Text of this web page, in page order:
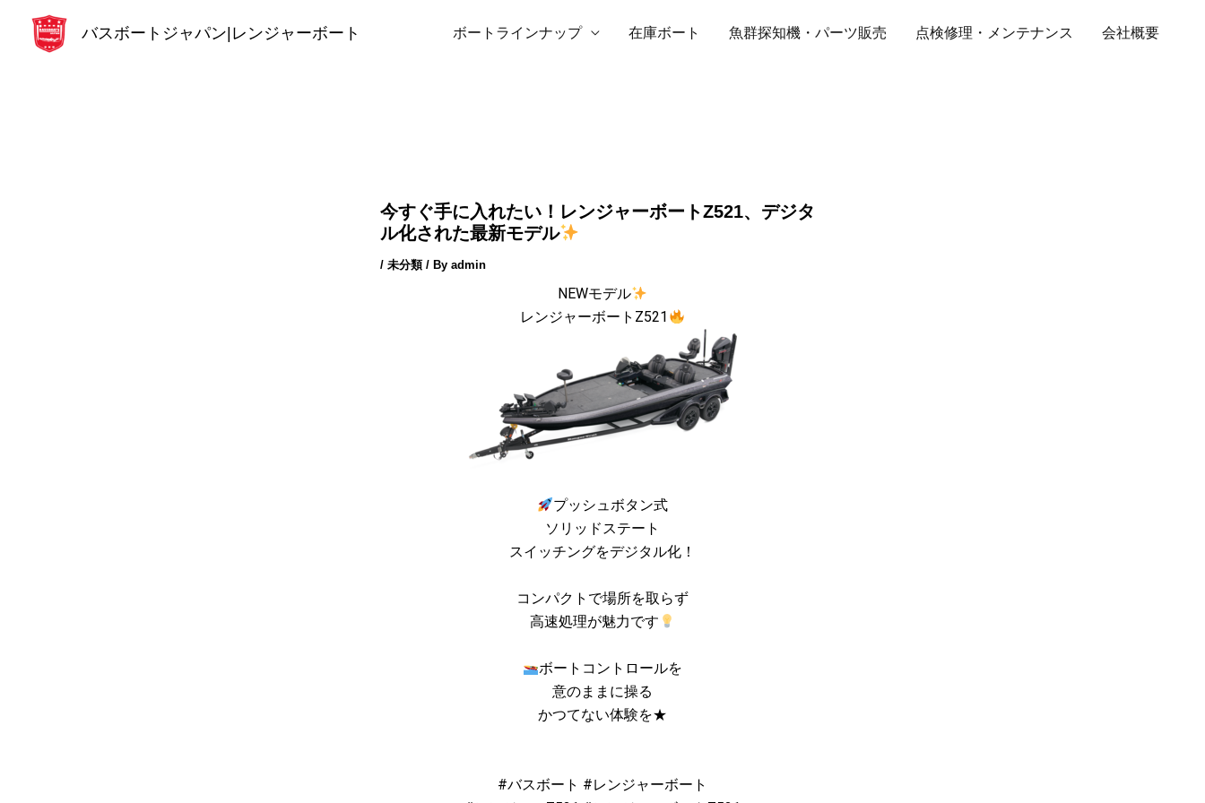
バスボートジャパン|レンジャーボート ボートラインナップ 在庫ボート 魚群探知機・パーツ販売 点検修理・メンテナンス 会社概要
今すぐ手に入れたい！レンジャーボートZ521、デジタ
ル化された最新モデル
/ 未分類/ By admin
NEWモデル
レンジャーボートZ521
プッシュボタン式
ソリッドステート
スイッチングをデジタル化！
コンパクトで場所を取らず
高速処理が魅力です
ボートコントロールを
意のままに操る
かつてない体験を★
#バスボート #レンジャーボート